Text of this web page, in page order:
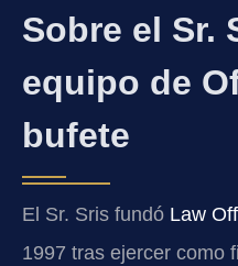
Sobre el Sr.
equipo de
bufete
El Sr. Sris fundó Law
1997 tras ejercer como